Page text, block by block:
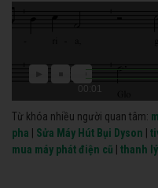
00:01
Từ khóa nhiều người quan tâm:
pha
Sửa Máy Hút Bụi Dyson
mua máy phát điện cũ
thanh